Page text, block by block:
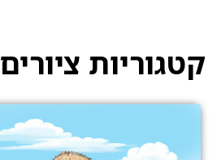
קטגוריות ציורים